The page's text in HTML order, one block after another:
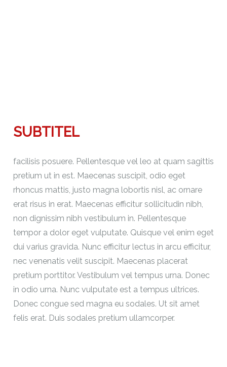
SUBTITEL
facilisis posuere. Pellentesque vel leo at quam sagittis
pretium ut in est. Maecenas suscipit, odio eget
rhoncus mattis, justo magna lobortis nisl, ac ornare
erat risus in erat. Maecenas efficitur sollicitudin nibh,
non dignissim nibh vestibulum in. Pellentesque
tempor a dolor eget vulputate. Quisque vel enim eget
dui varius gravida. Nunc efficitur lectus in arcu efficitur,
nec venenatis velit suscipit. Maecenas placerat
pretium porttitor. Vestibulum vel tempus urna. Donec
in odio urna. Nunc vulputate est a tempus ultrices.
Donec congue sed magna eu sodales. Ut sit amet
felis erat. Duis sodales pretium ullamcorper.